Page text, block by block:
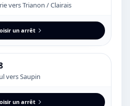
vers Trianon / Clairais
un arrêt
vers Saupin
un arrêt